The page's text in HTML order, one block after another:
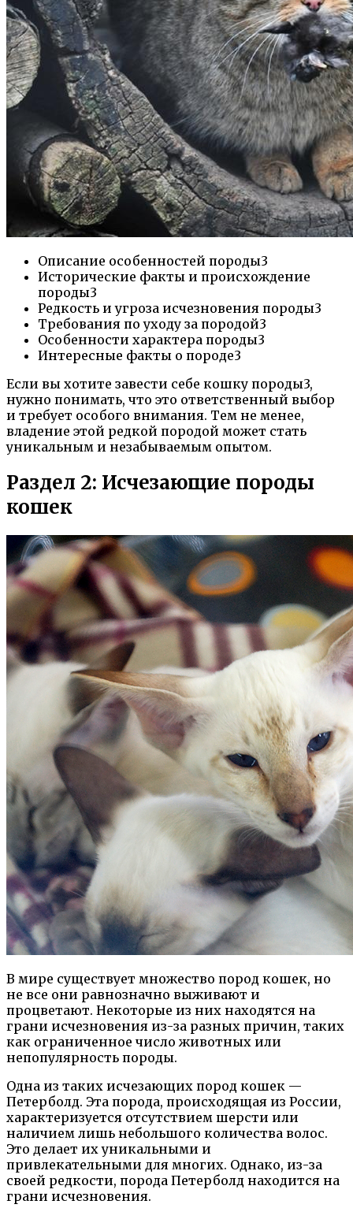
Описание особенностей породы3
Исторические факты и происхождение
породы3
Редкость и угроза исчезновения породы3
Требования по уходу за породой3
Особенности характера породы3
Интересные факты о породе3
Если вы хотите завести себе кошку породы3,
нужно понимать, что это ответственный выбор
и требует особого внимания. Тем не менее,
владение этой редкой породой может стать
уникальным и незабываемым опытом.
Раздел 2: Исчезающие породы
кошек
В мире существует множество пород кошек, но
не все они равнозначно выживают и
процветают. Некоторые из них находятся на
грани исчезновения из-за разных причин, таких
как ограниченное число животных или
непопулярность породы.
Одна из таких исчезающих пород кошек —
Петерболд. Эта порода, происходящая из России,
характеризуется отсутствием шерсти или
наличием лишь небольшого количества волос.
Это делает их уникальными и
привлекательными для многих. Однако, из-за
своей редкости, порода Петерболд находится на
грани исчезновения.